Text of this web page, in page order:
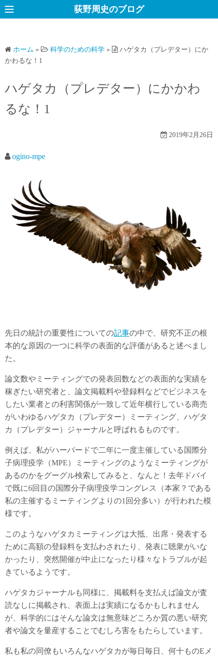
コ
ン
ツ
キ
荻野周史のブログ
ホーム » 科学のための科学 »
ハゲタカ（プレデター）にか
かわるな！1
ハゲタカ（プレデター）にかかわ
るな！1
2019年2月26日
ogino-mpe
先日の統計の重要性についての記事の中で、研究不正の根
本的な原因の一つに科学の表面的な評価があると述べまし
た。
論文数やミーティングでの発表回数などの表面的な実績を
稼ぎたい研究者と、論文掲載料や登録料などでビジネスを
したい業者との利害関係が一致して近年横行している商売
がいわゆるハゲタカ（プレデター）ミーティング、ハゲタ
カ（プレデター）ジャーナルと呼ばれるものです。
例えば、私がハーバードで二年に一度主催している国際分
子病理疫学（MPE）ミーティングのようなミーティングが
あるのかをグーグル検索してみると、なんと！去年ドバイ
で既に6回目の国際分子病理疫学コングレス（本家？である
私の主催するミーティングよりの1回分多い）が行われた模
様です。
このようなハゲタカミーティングは大抵、出席・発表する
ために高額の登録料を支払わされたり、発表に聴衆がいな
かったり、突然開催が中止になったり様々なトラブルが起
きているようです。
ハゲタカジャーナルも同様に、掲載料を支払えば論文が査
読なしに掲載され、表面上は実績になるかもしれません
が、科学的にはそんな論文は無意味どころか質の悪い研究
者や論文を量産することでむしろ害をもたらしています。
私も私の同僚もいろんなハゲタカが毎日毎日、何十ものEメ